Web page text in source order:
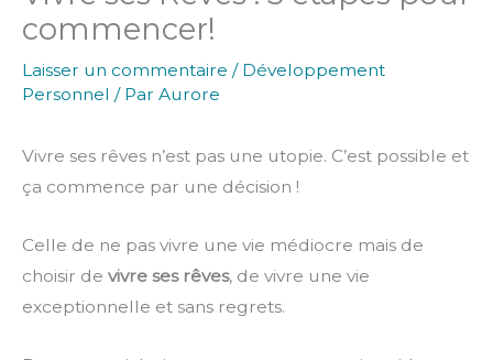
commencer!
Laisser un commentaire / Développement
Personnel / Par Aurore
Vivre ses rêves n’est pas une utopie. C’est possible et
ça commence par une décision !
Celle de ne pas vivre une vie médiocre mais de
choisir de vivre ses rêves, de vivre une vie
exceptionnelle et sans regrets.